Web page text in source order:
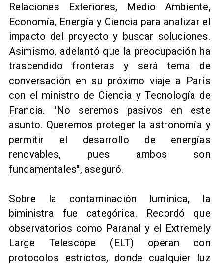
Relaciones Exteriores, Medio Ambiente,
Economía, Energía y Ciencia para analizar el
impacto del proyecto y buscar soluciones.
Asimismo, adelantó que la preocupación ha
trascendido fronteras y será tema de
conversación en su próximo viaje a París
con el ministro de Ciencia y Tecnología de
Francia. "No seremos pasivos en este
asunto. Queremos proteger la astronomía y
permitir el desarrollo de energías
renovables, pues ambos son
fundamentales", aseguró.
Sobre la contaminación lumínica, la
biministra fue categórica. Recordó que
observatorios como Paranal y el Extremely
Large Telescope (ELT) operan con
protocolos estrictos, donde cualquier luz